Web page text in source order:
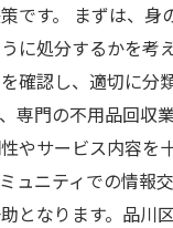
です。 まずは、身
に処分するかを考
確認し、適切に分
専門の不用品回収
やサービス内容を
ュニティでの情報
となります。品川